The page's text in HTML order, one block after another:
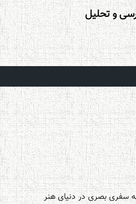
را به سفری بصری در دنیای هنر